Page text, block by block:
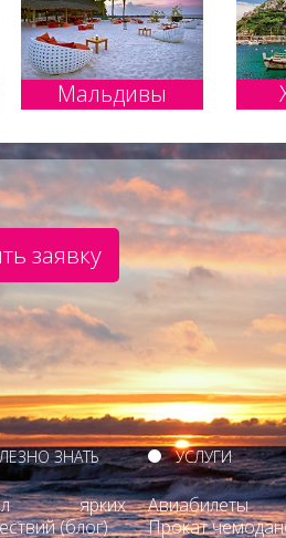
Мальдивы
заявку
ЗНАТЬ
ярких
(блог)
УСЛУГИ
Авиабилеты
Прокат